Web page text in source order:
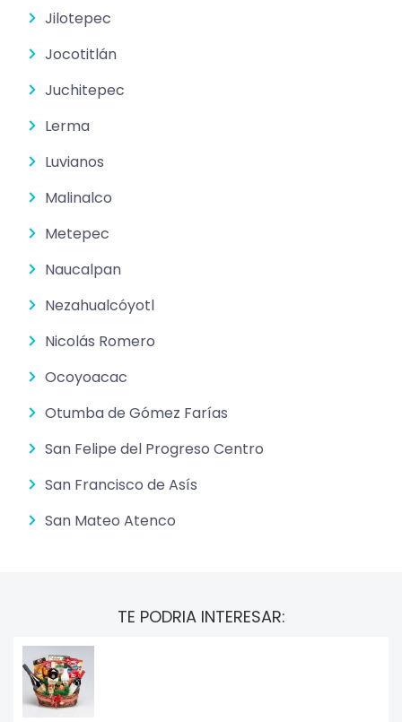
Jilotepec
Jocotitlán
Juchitepec
Lerma
Luvianos
Malinalco
Metepec
Naucalpan
Nezahualcóyotl
Nicolás Romero
Ocoyoacac
Otumba de Gómez Farías
San Felipe del Progreso Centro
San Francisco de Asís
San Mateo Atenco
TE PODRIA INTERESAR: